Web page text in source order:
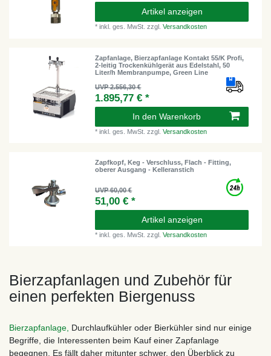
Artikel anzeigen
*inkl. ges. MwSt. zzgl.Versandkosten
Zapfanlage, Bierzapfanlage Kontakt 55/K Profi,
2-leitig Trockenkühlgerät aus Edelstahl, 50
Liter/h Membranpumpe, Green Line
UVP 2.556,30 €
1.895,77 € *
In den Warenkorb
*inkl. ges. MwSt. zzgl.Versandkosten
Zapfkopf, Keg - Verschluss, Flach - Fitting,
oberer Ausgang - Kelleranstich
UVP 60,00 €
51,00 € *
Artikel anzeigen
*inkl. ges. MwSt. zzgl.Versandkosten
Bierzapfanlagen und Zubehör für
einen perfekten Biergenuss
Bierzapfanlage, Durchlaufkühler oder Bierkühler sind nur einige
Begriffe, die Interessenten beim Kauf einer Zapfanlage
begegnen. Es fällt daher mitunter schwer, den Überblick zu